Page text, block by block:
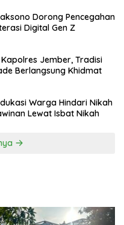
Dorong Pencegahan
Digital Gen Z
Jember, Tradisi
Berlangsung Khidmat
Warga Hindari Nikah
Lewat Isbat Nikah